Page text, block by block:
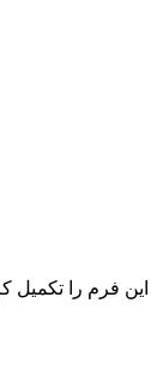
فرم را تکمیل